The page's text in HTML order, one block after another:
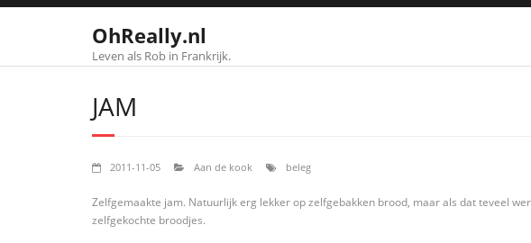
OhReally.nl
Leven als Rob in Frankrijk.
JAM
2011-11-05 Aan de kook beleg
Zelfgemaakte jam. Natuurlijk erg lekker op zelfgebakken brood, maar als dat teveel
zelfgekochte broodjes.